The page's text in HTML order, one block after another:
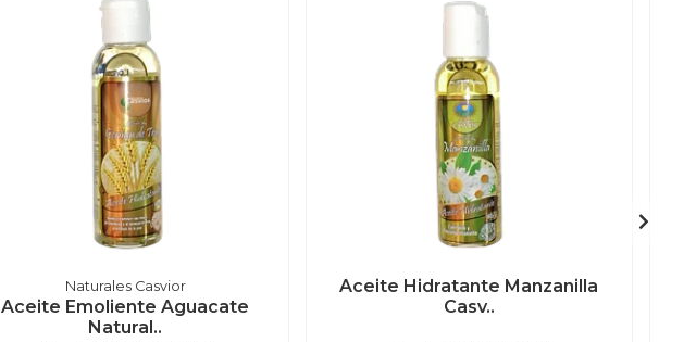
Naturales Casvior
Aceite Emoliente Aguacate
Natural..
Aceite Hidratante Manzanilla
Casv..